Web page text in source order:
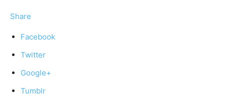
Share
Facebook
Twitter
Google+
Tumblr